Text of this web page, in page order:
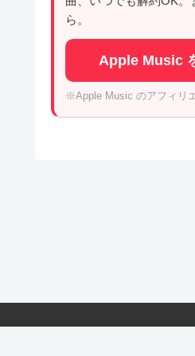
ら。
Apple Music
※Apple Music のアフィリ